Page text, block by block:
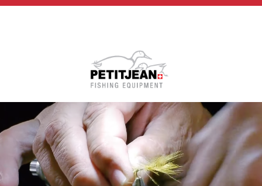
Biographie
Vidéos
MP-Books